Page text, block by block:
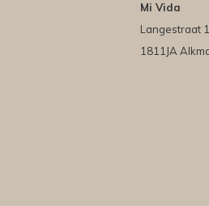
Mi Vida
Langestraat
1811JA